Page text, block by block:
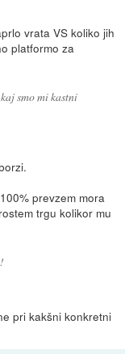
vrata VS koliko jih
platformo za
smo mi kastni
prevzem mora
trgu kolikor mu
pri kakšni konkretni